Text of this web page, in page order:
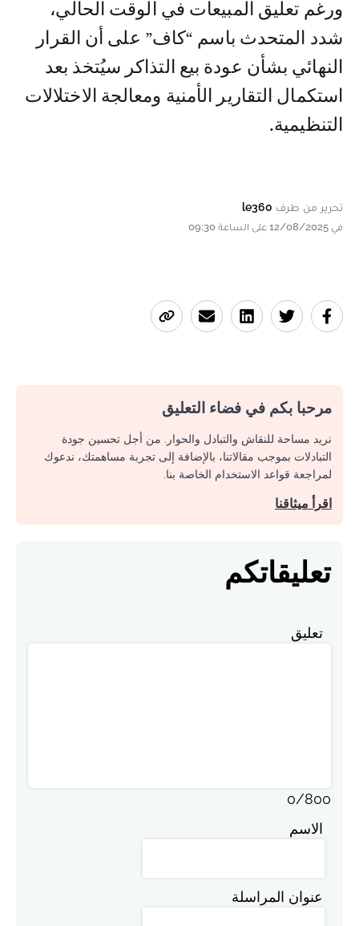
ورغم تعليق المبيعات في الوقت الحالي،
شدد المتحدث باسم “كاف” على أن القرار
النهائي بشأن عودة بيع التذاكر سيُتخذ بعد
استكمال التقارير الأمنية ومعالجة الاختلالات
التنظيمية.
تحرير من طرف le360
في 12/08/2025 على الساعة 09:30
مرحبا بكم في فضاء التعليق
نريد مساحة للنقاش والتبادل والحوار. من أجل تحسين جودة
التبادلات بموجب مقالاتنا، بالإضافة إلى تجربة مساهمتك، ندعوك
لمراجعة قواعد الاستخدام الخاصة بنا.
اقرأ ميثاقنا
تعليقاتكم
تعليق
0/800
الاسم
عنوان المراسلة